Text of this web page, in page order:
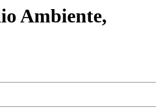
Ambiente,